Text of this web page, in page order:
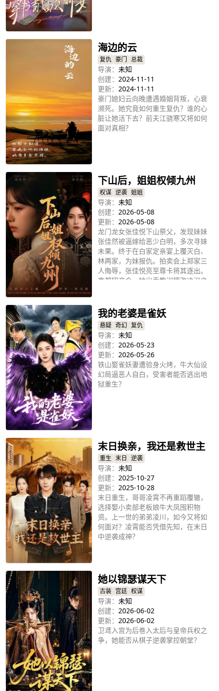
海边的云
复仇 豪门 总裁
导演： 未知
创建： 2024-11-11
更新： 2024-11-11
豪门媳妇云向晚遭遇婚姻背叛，心衰
濒死。她究竟如何重生复仇？谁的心
脏让她活下去？前夫江骁寒又将如何
面对真相？
下山后，姐姐权倾九州
权谋 逆袭 姐姐
导演： 未知
创建： 2026-05-08
更新： 2026-05-08
龙门龙女张佳悦下山祭父，发现妹妹
张佳然被逼嫁给恶少白明，多次寻妹
未果。终于在白家定亲宴上覆灭白、
林两家，为妹报仇。拍卖会上郑家三
人侮辱，张佳悦亮至尊卡将其逐出。
京都招商会，她出手教训擅改决议之
我的老婆是雀妖
悬疑 奇幻 复仇
导演： 未知
创建： 2026-05-23
更新： 2026-05-26
铁山娶雀妖妻遭验身火烤，牛大仙设
幻局逼恶人自白，受害者能否逃出地
狱重生？
末日换亲，我还是救世主
重生 末日 逆袭
导演： 未知
创建： 2025-10-27
更新： 2025-10-28
末日重生，哥哥凌霄不再重蹈覆辙，
选择娶小卖部老板娘牛大凤囤积物
资。上一世的弟弟凌川，如今又将如
何面对？凌霄能否凭借先知，在末日
中逆袭成神？
她以锦瑟谋天下
古装 宫廷 权谋
导演： 未知
创建： 2026-06-02
更新： 2026-06-02
卫鸢入宫为后卷入太后与皇帝兵权之
争，她能否从棋子逆袭掌控朝堂？